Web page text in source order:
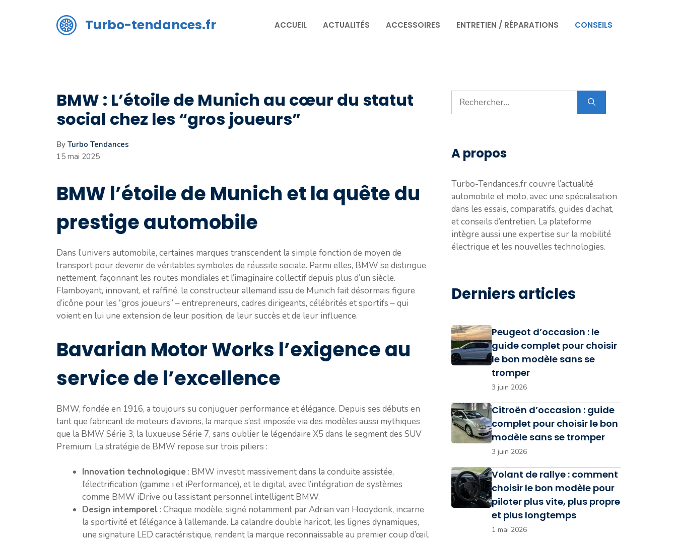
Turbo-tendances.fr ACCUEIL ACTUALITÉS ACCESSOIRES ENTRETIEN / RÉPARATIONS CONSEILS
BMW : L’étoile de Munich au cœur du statut
social chez les “gros joueurs”
By Turbo Tendances
15 mai 2025
BMW l’étoile de Munich et la quête du
prestige automobile
Dans l’univers automobile, certaines marques transcendent la simple fonction de moyen de
transport pour devenir de véritables symboles de réussite sociale. Parmi elles, BMW se distingue
nettement, façonnant les routes mondiales et l’imaginaire collectif depuis plus d’un siècle.
Flamboyant, innovant, et raffiné, le constructeur allemand issu de Munich fait désormais figure
d’icône pour les “gros joueurs” – entrepreneurs, cadres dirigeants, célébrités et sportifs – qui
voient en lui une extension de leur position, de leur succès et de leur influence.
Bavarian Motor Works l’exigence au
service de l’excellence
BMW, fondée en 1916, a toujours su conjuguer performance et élégance. Depuis ses débuts en
tant que fabricant de moteurs d’avions, la marque s’est imposée via des modèles aussi mythiques
que la BMW Série 3, la luxueuse Série 7, sans oublier le légendaire X5 dans le segment des SUV
Premium. La stratégie de BMW repose sur trois piliers :
Innovation technologique : BMW investit massivement dans la conduite assistée,
l’électrification (gamme i et iPerformance), et le digital, avec l’intégration de systèmes
comme BMW iDrive ou l’assistant personnel intelligent BMW.
Design intemporel : Chaque modèle, signé notamment par Adrian van Hooydonk, incarne
la sportivité et l’élégance à l’allemande. La calandre double haricot, les lignes dynamiques,
une signature LED caractéristique, rendent la marque reconnaissable au premier coup d’œil.
Rechercher :
A propos
Turbo-Tendances.fr couvre l’actualité
automobile et moto, avec une spécialisation
dans les essais, comparatifs, guides d’achat,
et conseils d’entretien. La plateforme
intègre aussi une expertise sur la mobilité
électrique et les nouvelles technologies.
Derniers articles
Peugeot d’occasion : le
guide complet pour choisir
le bon modèle sans se
tromper
3 juin 2026
Citroën d’occasion : guide
complet pour choisir le bon
modèle sans se tromper
3 juin 2026
Volant de rallye : comment
choisir le bon modèle pour
piloter plus vite, plus propre
et plus longtemps
1 mai 2026